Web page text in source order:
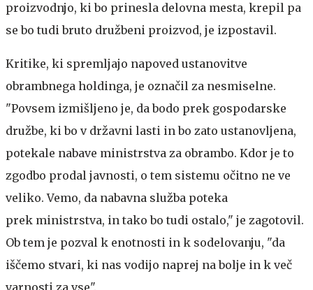
proizvodnjo, ki bo prinesla delovna mesta, krepil pa
se bo tudi bruto družbeni proizvod, je izpostavil.
Kritike, ki spremljajo napoved ustanovitve
obrambnega holdinga, je označil za nesmiselne.
"Povsem izmišljeno je, da bodo prek gospodarske
družbe, ki bo v državni lasti in bo zato ustanovljena,
potekale nabave ministrstva za obrambo. Kdor je to
zgodbo prodal javnosti, o tem sistemu očitno ne ve
veliko. Vemo, da nabavna služba poteka
prek ministrstva, in tako bo tudi ostalo," je zagotovil.
Ob tem je pozval k enotnosti in k sodelovanju, "da
iščemo stvari, ki nas vodijo naprej na bolje in k več
varnosti za vse".